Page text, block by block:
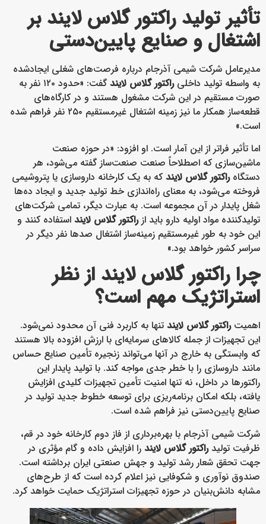
تأثیر تولید راکتور گلاس لایند بر
اشتغال و صنایع پایین‌دستی
مدیرعامل شرکت شیمی آذرجام درباره فرصت‌های شغلی ایجادشده
به واسطه تولید داخلیراکتور گلاس لایند
گفت: «حدود ۱۲۰ نفر به
صورت مستقیم در این شرکت مشغول هستند و در کارگاه‌های
قطعه‌ساز همکار ما نیز زمینه اشتغال غیرمستقیم ۲۵۰ نفر فراهم شده
است.»
اما تأثیر فراتر از این آمار است. او افزود: «در حوزه صنعت
ماشین‌سازی که اصطلاحاً صنعت صنعت‌ساز گفته می‌شود، هر
دستگاهراکتور گلاس لایند که به یک کارخانه داروسازی یا پتروشیمی
فروخته می‌شود، به معنای راه‌اندازی خط تولید جدید و ایجاد ده‌ها
شغل پایدار در آن مجموعه است. به عبارت دیگر، تمامی شرکت‌های
تولیدکننده مواد اولیه دارو باید ازراکتور گلاس لایند استفاده کنند و
این خود به طور غیرمستقیم زمینه‌ساز اشتغال صدها نفر دیگر در
سراسر کشور خواهد بود.»
چرا راکتور گلاس لایند از نظر
استراتژیک مهم است؟
اهمیتراکتور گلاس لایند تنها به کاربرد فنی آن محدود نمی‌شود.
این تجهیزات از جمله کالاهای سرمایه‌ای با ارزش افزوده بالا هستند
که وابستگی به خارج در آنها می‌تواند زنجیره تأمین صنایع حساس
مانند داروسازی را با خطر جدی مواجه کند. با تولید پایدار این
راکتورها در داخل، نه تنها امنیت تأمین تجهیزات کلیدی افزایش
یافته، بلکه امکان برنامه‌ریزی برای توسعه خطوط جدید تولید در
صنایع پایین‌دستی نیز فراهم شده است.
شرکت شیمی آذرجام با بهره‌برداری از فاز دوم کارخانه خود در قم،
ظرفیت تولیدراکتور گلاس لایند را افزایش داده و گام مؤثری در
جهت تحقق شعار رشد تولید و جهش صنعتی ایران برداشته است.
صندوق نوآوری و شکوفایی نیز اعلام کرده است که از طرح‌های
مشابه دانش‌بنیان در حوزه تجهیزات استراتژیک حمایت خواهد کرد.